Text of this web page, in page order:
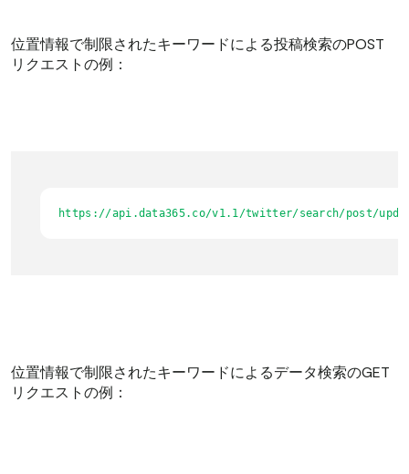
位置情報で制限されたキーワードによる投稿検索のPOST
リクエストの例：
https://api.data365.co/v1.1/twitter/search/post/
位置情報で制限されたキーワードによるデータ検索のGET
リクエストの例：